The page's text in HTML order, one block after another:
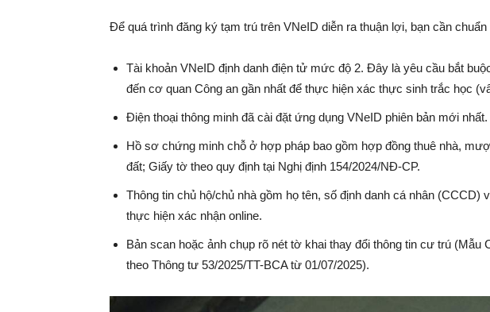
Để quá trình đăng ký tạm trú trên VNeID diễn ra thuận lợi, bạn cần
Tài khoản VNeID định danh điện tử mức độ 2. Đây là yêu cầu bắt
đến cơ quan Công an gần nhất để thực hiện xác thực sinh trắc học
Điện thoại thông minh đã cài đặt ứng dụng VNeID phiên bản mới nhất.
Hồ sơ chứng minh chỗ ở hợp pháp bao gồm hợp đồng thuê nhà,
đất; Giấy tờ theo quy định tại Nghị định 154/2024/NĐ-CP.
Thông tin chủ hộ/chủ nhà gồm họ tên, số định danh cá nhân (CCCD)
thực hiện xác nhận online.
Bản scan hoặc ảnh chụp rõ nét tờ khai thay đổi thông tin cư trú (Mẫu
theo Thông tư 53/2025/TT-BCA từ 01/07/2025).